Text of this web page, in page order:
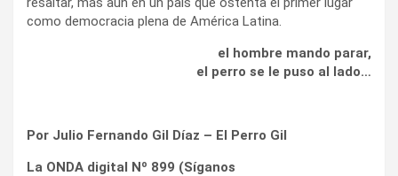
como democracia plena de América Latina.
el hombre mando parar,
el perro se le puso al lado…
Por Julio Fernando Gil Díaz – El Perro Gil
La ONDA digital Nº 899 (Síganos